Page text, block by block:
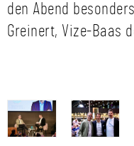
den Abend
Greinert, Vize-Baas